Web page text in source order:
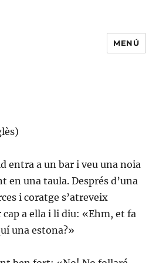
MENÚ
entra a un bar i veu una noia
en una taula. Després d’una
i coratge s’atreveix
a ella i li diu: «Ehm, et fa
una estona?»